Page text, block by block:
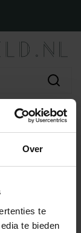
Over
te
te bieden